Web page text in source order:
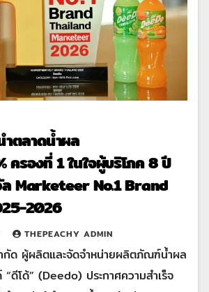
ตลาดน้ำผล
ครองที่ 1 ในใจผู้บริโภค 8 ปี
ล Marketeer No.1 Brand
2026
THEPEACHY ADMIN
ด ผู้ผลิตและจัดจำหน่ายผลิตภัณฑ์น้ำผล
ดีโด้” (Deedo) ประกาศความสำเร็จ